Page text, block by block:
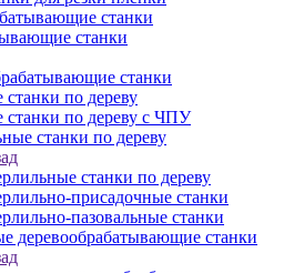
станки
станки
станки
по дереву
станки по дереву с ЧПУ
станки по дереву
станки по дереву
присадочные станки
пазовальные станки
деревообрабатывающие станки